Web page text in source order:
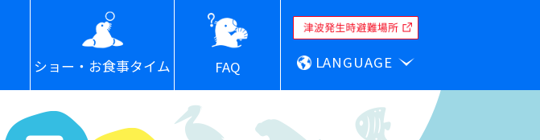
ショー・お食事タイム FAQ LANGUAGE